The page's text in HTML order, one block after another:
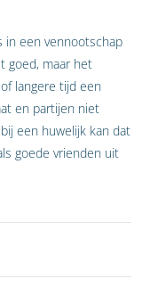
in een vennootschap
goed, maar het
langere tijd een
en partijen niet
een huwelijk kan dat
goede vrienden uit